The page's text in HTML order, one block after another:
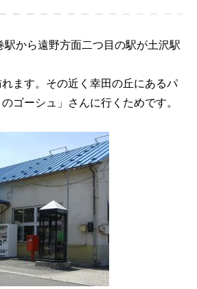
から遠野方面二つ目の駅が土沢駅
ます。その近く幸田の丘にあるパ
ゴーシュ」さんに行くためです。